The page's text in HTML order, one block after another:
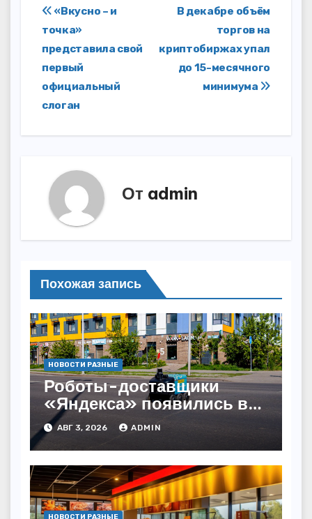
Навигация
по
записям
В декабре объём
торгов на
криптобиржах упал
до 15-месячного
минимума
«Вкусно – и
точка»
представила свой
первый
официальный
слоган
От admin
Похожая запись
НОВОСТИ РАЗНЫЕ
Роботы-доставщики
«Яндекса» появились в
Казахстане
АВГ 3, 2026 ADMIN
НОВОСТИ РАЗНЫЕ